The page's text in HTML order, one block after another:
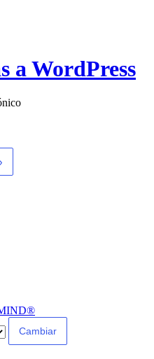
a WordPress